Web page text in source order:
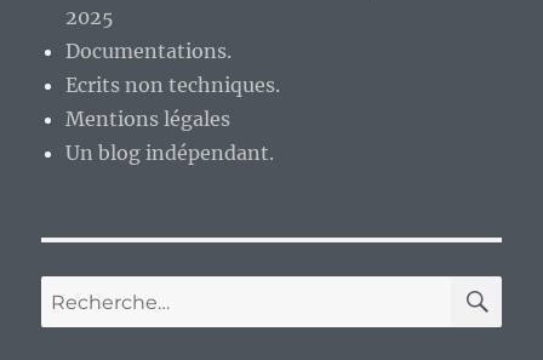
2025
Documentations.
Ecrits non techniques.
Mentions légales
Un blog indépendant.
Recherche
pour :